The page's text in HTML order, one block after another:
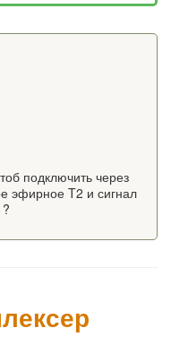
подключить через
эфирное T2 и сигнал